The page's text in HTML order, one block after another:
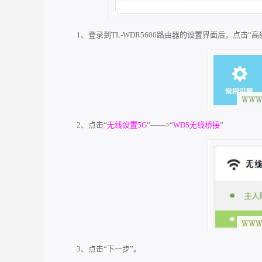
1、登录到TL-WDR5600路由器的设置界面后，点击“高
2、点击“无线设置5G”——>“WDS无线桥接”
3、点击“下一步”。